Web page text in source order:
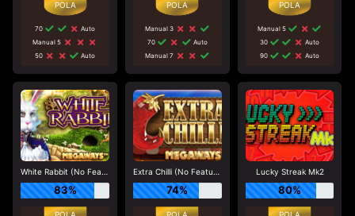
70
Auto
Manual 5
50
Auto
Manual 3
70
Auto
Manual 7
Manual 5
30
Auto
90
Auto
White Rabbit (No Feature Drop)
83%
Extra Chilli (No Feature Drop)
74%
Lucky Streak Mk2
80%